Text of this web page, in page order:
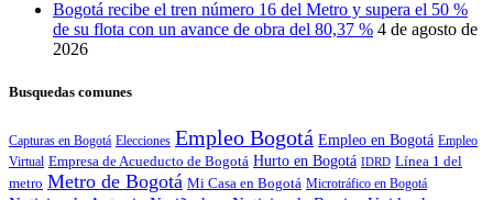
Bogotá recibe el tren número 16 del Metro y supera el 50 %
de su flota con un avance de obra del 80,37 % 4 de agosto de
2026
Busquedas comunes
Capturas en Bogotá Elecciones Empleo Bogotá Empleo en Bogotá Empleo
Virtual Empresa de Acueducto de Bogotá Hurto en Bogotá IDRD Línea 1 del
metro Metro de Bogotá Mi Casa en Bogotá Microtráfico en Bogotá